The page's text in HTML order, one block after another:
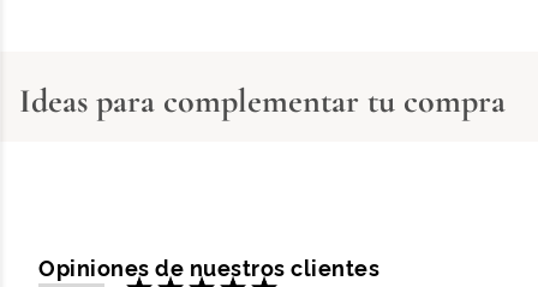
Ideas para complementar tu compra
Opiniones de nuestros clientes